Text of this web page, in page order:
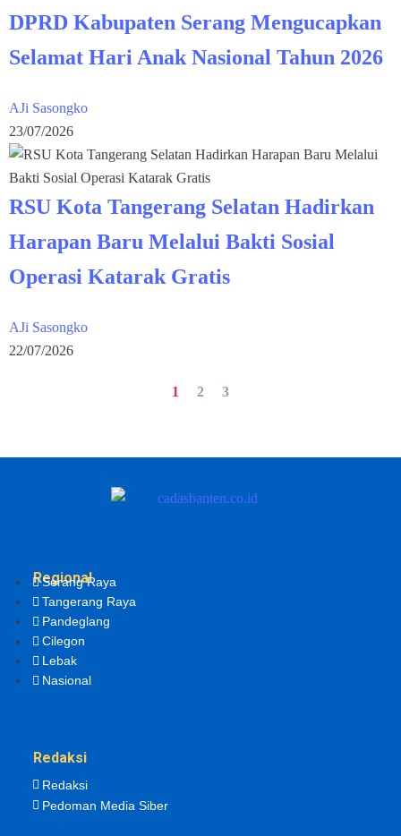
DPRD Kabupaten Serang Mengucapkan
Selamat Hari Anak Nasional Tahun 2026
AJi Sasongko
23/07/2026
RSU Kota Tangerang Selatan Hadirkan
Harapan Baru Melalui Bakti Sosial
Operasi Katarak Gratis
AJi Sasongko
22/07/2026
1 2 3
Regional
Serang Raya
Tangerang Raya
Pandeglang
Cilegon
Lebak
Nasional
Redaksi
Redaksi
Pedoman Media Siber